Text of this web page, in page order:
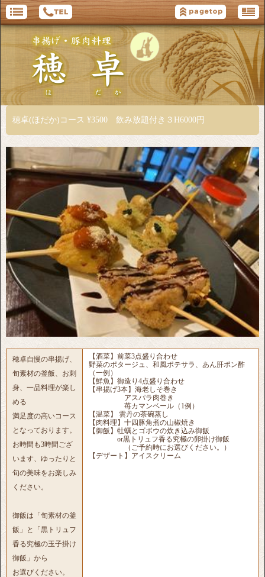
穂卓(ほだか)コース ¥3500 飲み放題付き３H6000円
穂卓自慢の串揚げ、
旬素材の釜飯、お刺
身、一品料理が楽し
める
満足度の高いコース
となっております。
お時間も3時間ござ
います、ゆったりと
旬の美味をお楽しみ
ください。
御飯は「旬素材の釜
飯」と「黒トリュフ
香る究極の玉子掛け
御飯」から
お選びください。
【酒菜】前菜3点盛り合わせ
野菜のポタージュ、和風ポテサラ、あん肝ポン酢
（一例）
【鮮魚】御造り4点盛り合わせ
【串揚げ3本】海老しそ巻き
アスパラ肉巻き
苺カマンベール（1例）
【温菜】 雲丹の茶碗蒸し
【肉料理】十四豚角煮の山椒焼き
【御飯】牡蠣とゴボウの炊き込み御飯
or黒トリュフ香る究極の卵掛け御飯
（ご予約時にお選びください。）
【デザート】アイスクリーム